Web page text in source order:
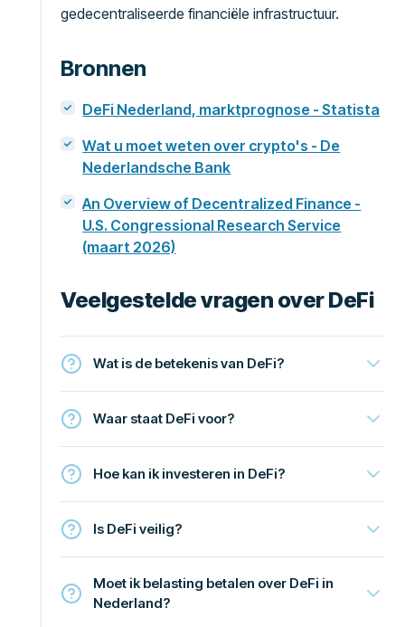
gedecentraliseerde financiële infrastructuur.
Bronnen
DeFi Nederland, marktprognose - Statista
Wat u moet weten over crypto's - De
Nederlandsche Bank
An Overview of Decentralized Finance -
U.S. Congressional Research Service
(maart 2026)
Veelgestelde vragen over DeFi
Wat is de betekenis van DeFi?
Waar staat DeFi voor?
Hoe kan ik investeren in DeFi?
Is DeFi veilig?
Moet ik belasting betalen over DeFi in
Nederland?